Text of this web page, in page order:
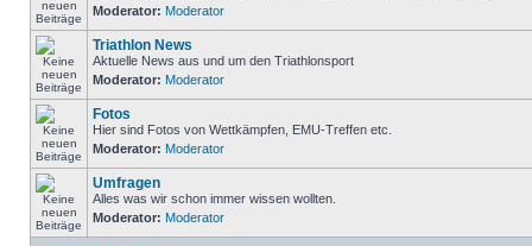
Moderator: Moderator
Triathlon News
Aktuelle News aus und um den Triathlonsport
Moderator: Moderator
Fotos
Hier sind Fotos von Wettkämpfen, EMU-Treffen etc.
Moderator: Moderator
Umfragen
Alles was wir schon immer wissen wollten.
Moderator: Moderator